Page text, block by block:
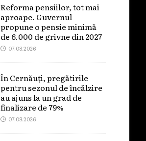
Reforma pensiilor, tot mai
aproape. Guvernul
propune o pensie minimă
de 6.000 de grivne din 2027
07.08.2026
În Cernăuți, pregătirile
pentru sezonul de încălzire
au ajuns la un grad de
finalizare de 79%
07.08.2026